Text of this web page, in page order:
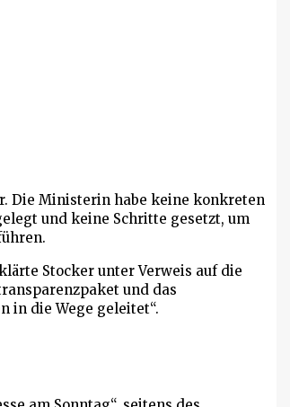
Die Ministerin habe keine konkreten
und keine Schritte gesetzt, um
Stocker unter Verweis auf die
und das
in die Wege geleitet“.